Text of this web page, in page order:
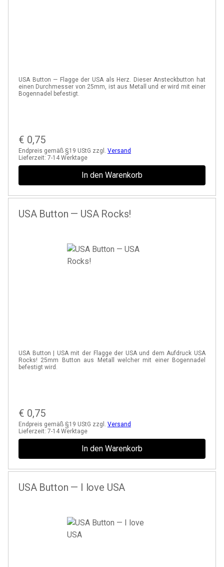
USA Button — Flagge der USA als Herz. Dieser Ansteckbutton hat
einen Durchmesser von 25mm, ist aus Metall und er wird mit einer
Bogennadel befestigt.
€ 0,75
Endpreis gemäß §19 UStG zzgl. Versand
Lieferzeit: 7-14 Werktage
In den Warenkorb
USA Button — USA Rocks!
USA Button | USA mit der Flagge der USA und dem Aufdruck USA
Rocks! 25mm Button aus Metall welcher mit einer Bogennadel
befestigt wird.
€ 0,75
Endpreis gemäß §19 UStG zzgl. Versand
Lieferzeit: 7-14 Werktage
In den Warenkorb
USA Button — I love USA